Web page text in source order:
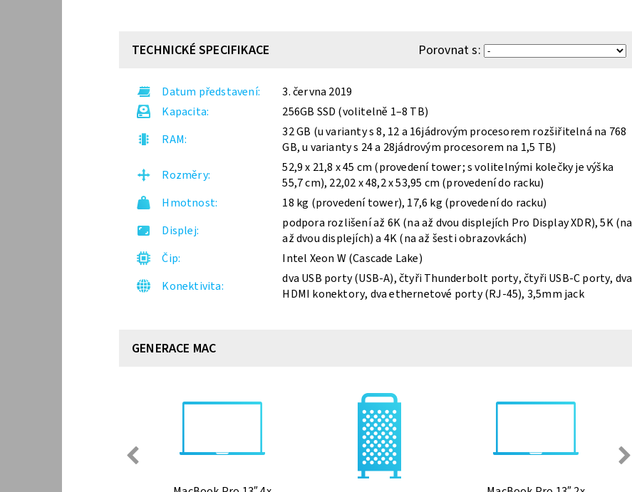
TECHNICKÉ SPECIFIKACE Porovnat s:
Datum představení
3. června 2019
Kapacita
256GB SSD (volitelně 1–8 TB)
RAM
32 GB (u varianty s 8, 12 a 16jádrovým procesorem rozšiřitelná na 768
GB, u varianty s 24 a 28jádrovým procesorem na 1,5 TB)
Rozměry
52,9 x 21,8 x 45 cm (provedení tower; s volitelnými kolečky je výška
55,7 cm), 22,02 x 48,2 x 53,95 cm (provedení do racku)
Hmotnost
18 kg (provedení tower), 17,6 kg (provedení do racku)
Displej
podpora rozlišení až 6K (na až dvou displejích Pro Display XDR), 5K (na
až dvou displejích) a 4K (na až šesti obrazovkách)
Čip
Intel Xeon W (Cascade Lake)
Konektivita
dva USB porty (USB-A), čtyři Thunderbolt porty, čtyři USB-C porty, dva
HDMI konektory, dva ethernetové porty (RJ-45), 3,5mm jack
GENERACE MAC